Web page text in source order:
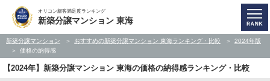
オリコン顧客満足度ランキング
新築分譲マンション 東海
新築分譲マンション おすすめの新築分譲マンション 東海ランキング・比較
2024年版
価格の納得感
【2024年】新築分譲マンション 東海の価格の納得感ランキング・比較